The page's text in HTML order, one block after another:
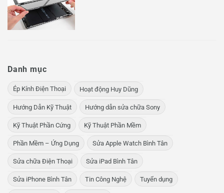
Danh mục
Ép Kính Điện Thoại Hoạt động Huy Dũng
Hướng Dẫn Kỹ Thuật Hướng dẫn sửa chữa Sony
Kỹ Thuật Phần Cứng Kỹ Thuật Phần Mềm
Phần Mềm – Ứng Dụng Sửa Apple Watch Bình Tân
Sửa chữa Điện Thoại Sửa iPad Bình Tân
Sửa iPhone Bình Tân Tin Công Nghệ Tuyển dụng